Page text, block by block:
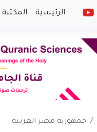
الرئيسية المكتبة
جمهورية مصر العربية